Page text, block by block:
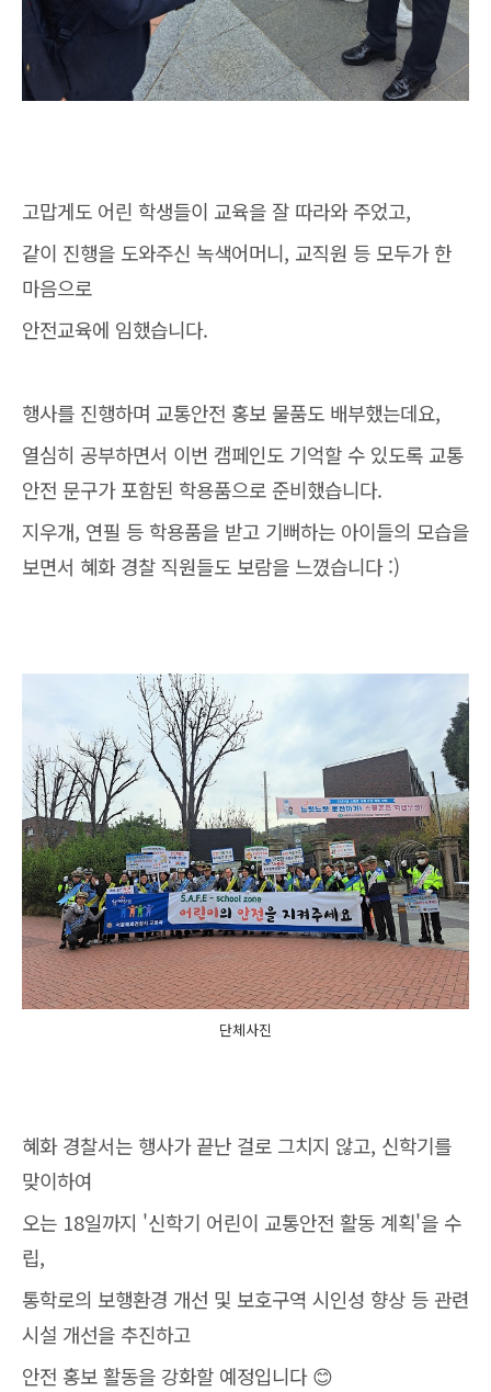
고맙게도 어린 학생들이 교육을 잘 따라와 주었고,
같이 진행을 도와주신 녹색어머니, 교직원 등 모두가 한
마음으로
안전교육에 임했습니다.
행사를 진행하며 교통안전 홍보 물품도 배부했는데요,
열심히 공부하면서 이번 캠페인도 기억할 수 있도록 교통
안전 문구가 포함된 학용품으로 준비했습니다.
지우개, 연필 등 학용품을 받고 기뻐하는 아이들의 모습을
보면서 혜화 경찰 직원들도 보람을 느꼈습니다 :)
단체사진
혜화 경찰서는 행사가 끝난 걸로 그치지 않고, 신학기를
맞이하여
오는 18일까지 '신학기 어린이 교통안전 활동 계획'을 수
립,
통학로의 보행환경 개선 및 보호구역 시인성 향상 등 관련
시설 개선을 추진하고
안전 홍보 활동을 강화할 예정입니다 😊